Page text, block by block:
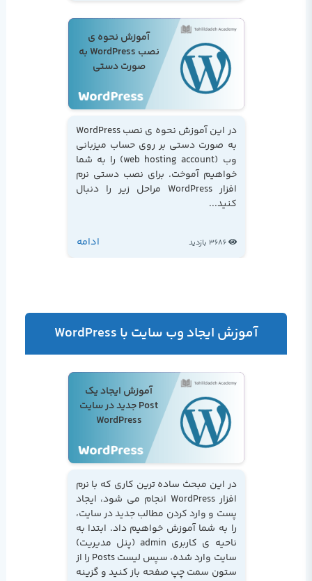
آموزش نحوه ی
نصب WordPress به
صورت دستی
در این آموزش نحوه ی نصب WordPress
به صورت دستی بر روی حساب میزبانی
وب (web hosting account) را به شما
خواهیم آموخت. برای نصب دستی نرم
افزار WordPress مراحل زیر را دنبال
کنید...
3686 بازدید ادامه
آموزش ایجاد وب سایت با WordPress
آموزش ایجاد یک
Post جدید در سایت
WordPress
در این مبحث ساده ترین کاری که با نرم
افزار WordPress انجام می شود، ایجاد
پست و وارد کردن مطالب جدید در سایت،
را به شما آموزش خواهیم داد. ابتدا به
ناحیه ی کاربری admin (پنل مدیریت)
سایت وارد شده، سپس لیست Posts را از
ستون سمت چپ صفحه باز کنید و گزینه